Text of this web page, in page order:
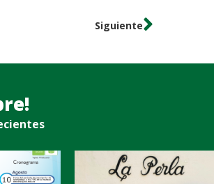
Siguiente